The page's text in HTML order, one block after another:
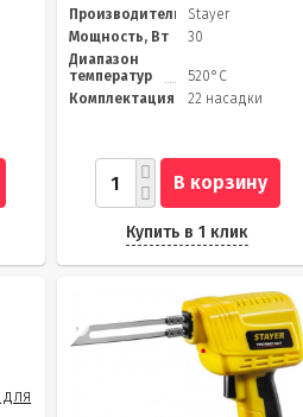
Производитель
Stayer
Мощность, Вт
30
Диапазон
температур
520°С
Комплектация
22 насадки
В корзину
Купить в 1 клик